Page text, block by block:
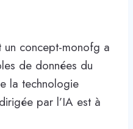
un concept-monofg a
de données du
la technologie
par l’IA est à